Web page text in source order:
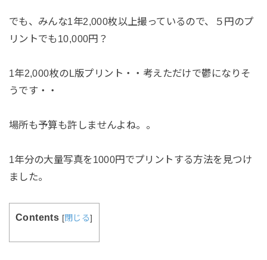
でも、みんな1年2,000枚以上撮っているので、５円のプ
リントでも10,000円？
1年2,000枚のL版プリント・・考えただけで鬱になりそ
うです・・
場所も予算も許しませんよね。。
1年分の大量写真を1000円でプリントする方法を見つけ
ました。
Contents [閉じる]